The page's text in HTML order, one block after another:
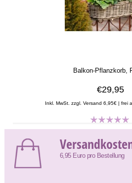
Balkon-Pflanzkorb,
€29,95
Inkl. MwSt. zzgl. Versand 6,95€ | frei
6,95 Euro pro Bestellung